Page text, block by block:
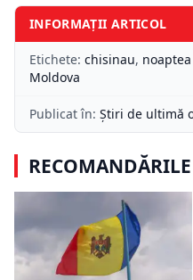
INFORMAȚII ARTICOL
Etichete: chisinau,
Moldova
Publicat în: Știri de ultimă